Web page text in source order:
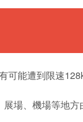
可能遭到限速
場、機場等地